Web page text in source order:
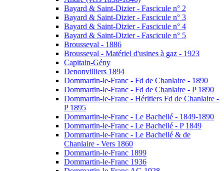
Bayard & Saint-Dizier - Fascicule n° 2
Bayard & Saint-Dizier - Fascicule n° 3
Bayard & Saint-Dizier - Fascicule n° 4
Bayard & Saint-Dizier - Fascicule n° 5
Brousseval - 1886
Brousseval - Matériel d'usines à gaz - 1923
Capitain-Gény
Denonvilliers 1894
Dommartin-le-Franc - Fd de Chanlaire - 1890
Dommartin-le-Franc - Fd de Chanlaire - P 1890
Dommartin-le-Franc - Héritiers Fd de Chanlaire -
P 1895
Dommartin-le-Franc - Le Bachellé - 1849-1890
Dommartin-le-Franc - Le Bachellé - P 1849
Dommartin-le-Franc - Le Bachellé & de
Chanlaire - Vers 1860
Dommartin-le-Franc 1899
Dommartin-le-Franc 1936